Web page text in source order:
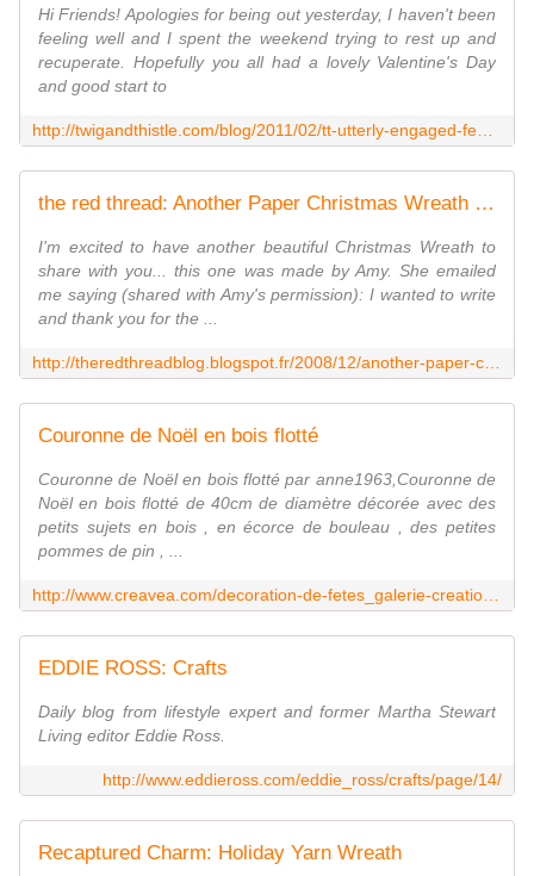
Hi Friends! Apologies for being out yesterday, I haven't been
feeling well and I spent the weekend trying to rest up and
recuperate. Hopefully you all had a lovely Valentine's Day
and good start to
the red thread: Another Paper Christmas Wreath from my Tutorial
I'm excited to have another beautiful Christmas Wreath to
share with you... this one was made by Amy. She emailed
me saying (shared with Amy's permission): I wanted to write
and thank you for the ...
Couronne de Noël en bois flotté
Couronne de Noël en bois flotté par anne1963,Couronne de
Noël en bois flotté de 40cm de diamètre décorée avec des
petits sujets en bois , en écorce de bouleau , des petites
pommes de pin , ...
EDDIE ROSS: Crafts
Daily blog from lifestyle expert and former Martha Stewart
Living editor Eddie Ross.
http://www.eddieross.com/eddie_ross/crafts/page/14/
Recaptured Charm: Holiday Yarn Wreath